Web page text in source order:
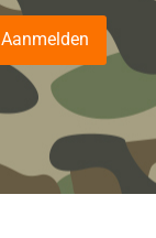
Aanmelden